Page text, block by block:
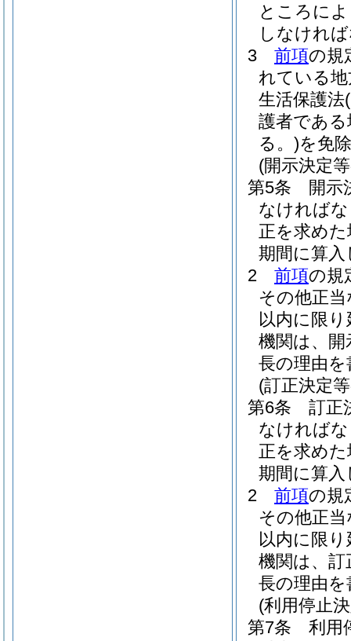
ところに
しなけれ
3
前項の規
れている
生活保護法
護者であ
る。)を免
(開示決定
第5条
開示
なければ
正を求め
期間に算
2
前項の規
その他正
以内に限
機関は、
長の理由
(訂正決定
第6条
訂正
なければ
正を求め
期間に算
2
前項の規
その他正
以内に限
機関は、
長の理由
(利用停止
第7条
利用